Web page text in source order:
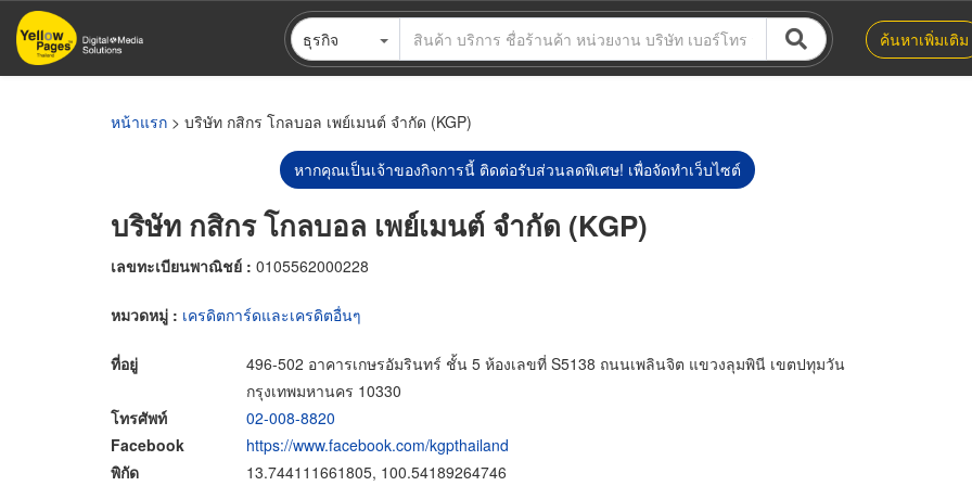
ข้าม
ไป
ธุรกิจ ค้นหาเพิ่มเติม
หน้าแรก > บริษัท กสิกร โกลบอล เพย์เมนต์ จำกัด (KGP)
หากคุณเป็นเจ้าของกิจการนี้ ติดต่อรับส่วนลดพิเศษ! เพื่อจัดทำเว็บไซต์
บริษัท กสิกร โกลบอล เพย์เมนต์ จำกัด (KGP)
เลขทะเบียนพาณิชย์ : 0105562000228
หมวดหมู่ : เครดิตการ์ดและเครดิตอื่นๆ
ที่อยู่
496-502 อาคารเกษรอัมรินทร์ ชั้น 5 ห้องเลขที่ S5138 ถนนเพลินจิต แขวงลุมพินี เขตปทุมวัน
กรุงเทพมหานคร 10330
โทรศัพท์
02-008-8820
Facebook
https://www.facebook.com/kgpthailand
พิกัด
13.744111661805, 100.54189264746